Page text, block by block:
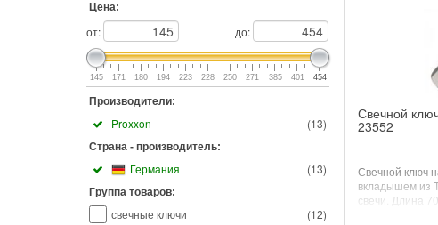
Цена:
от: до:
145 171 180 194 223 228 250 271 385 401 454
Производители:
(13)
Proxxon
Страна - производитель:
(13)
Германия
Группа товаров:
(12)
свечные ключи
Свечной
23552
Свечной ключ
вкладышем из
свечи. Длина